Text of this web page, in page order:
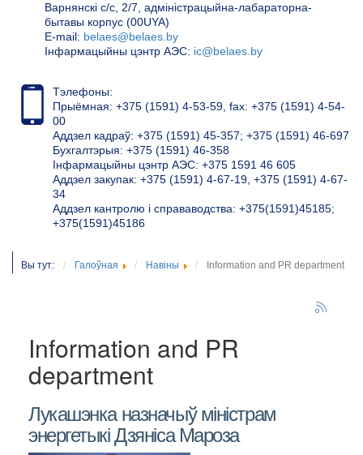
Варнянскі с/с, 2/7, адміністрацыйна-лабараторна-
бытавы корпус (00UYA)
Е-mail: belaes@belaes.by
Інфармацыйны цэнтр АЭС: ic@belaes.by
Тэлефоны:
Прыёмная: +375 (1591) 4-53-59, fax: +375 (1591) 4-54-
00
Аддзел кадраў: +375 (1591) 45-357; +375 (1591) 46-697
Бухгалтэрыя: +375 (1591) 46-358
Інфармацыйны цэнтр АЭС: +375 1591 46 605
Аддзел закупак: +375 (1591) 4-67-19, +375 (1591) 4-67-
34
Аддзел кантролю і справаводства: +375(1591)45185;
+375(1591)45186
Вы тут: Галоўная Навіны Information and PR department
Information and PR
department
Лукашэнка назначыў міністрам
энергетыкі Дзяніса Мароза